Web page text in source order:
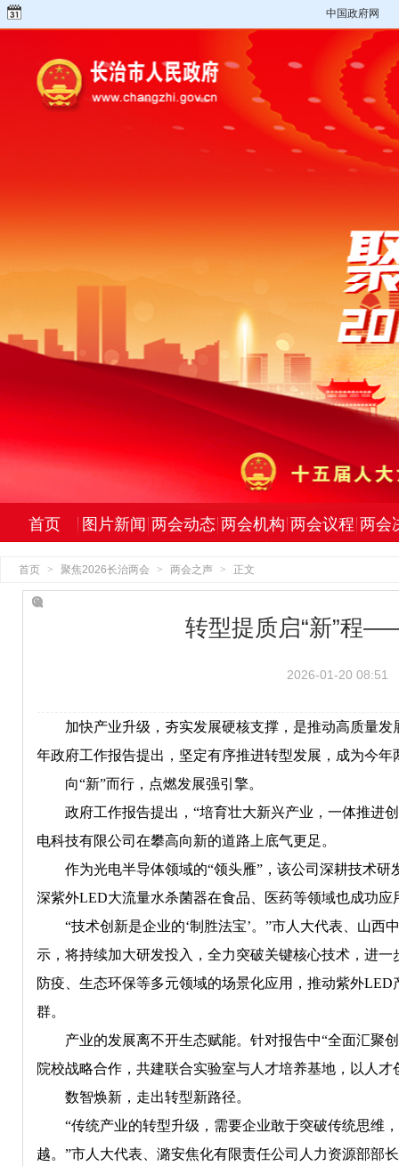
中国政府网
首页 图片新闻 两会动态 两会机构 两会议程 两会
首页 > 聚焦2026长治两会 > 两会之声 > 正文
转型提质启“新”程
2026-01-20 08:51
加快产业升级，夯实发展硬核支撑，是推动高质量
年政府工作报告提出，坚定有序推进转型发展，成为今
向“新”而行，点燃发展强引擎。
政府工作报告提出，“培育壮大新兴产业，一体推进
电科技有限公司在攀高向新的道路上底气更足。
作为光电半导体领域的“领头雁”，该公司深耕技术
深紫外LED大流量水杀菌器在食品、医药等领域也成功应
“技术创新是企业的‘制胜法宝’。”市人大代表、山
示，将持续加大研发投入，全力突破关键核心技术，进
防疫、生态环保等多元领域的场景化应用，推动紫外
群。
产业的发展离不开生态赋能。针对报告中“全面汇聚
院校战略合作，共建联合实验室与人才培养基地，以人
数智焕新，走出转型新路径。
“传统产业的转型升级，需要企业敢于突破传统思维
越。”市人大代表、潞安焦化有限责任公司人力资源部部